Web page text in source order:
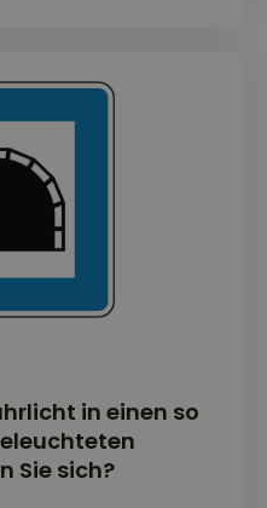
in einen so
Sie sich?